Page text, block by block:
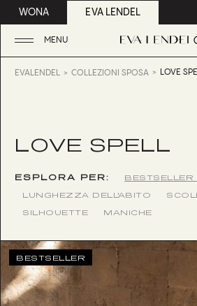
WONA EVA LENDEL
MENU
EVALENDEL COLLEZIONI SPOSA LOVE
LOVE SPELL
ESPLORA PER:
BESTSELLER
LUNGHEZZA DELL'ABITO
SILHOUETTE
MANICHE
BESTSELLER